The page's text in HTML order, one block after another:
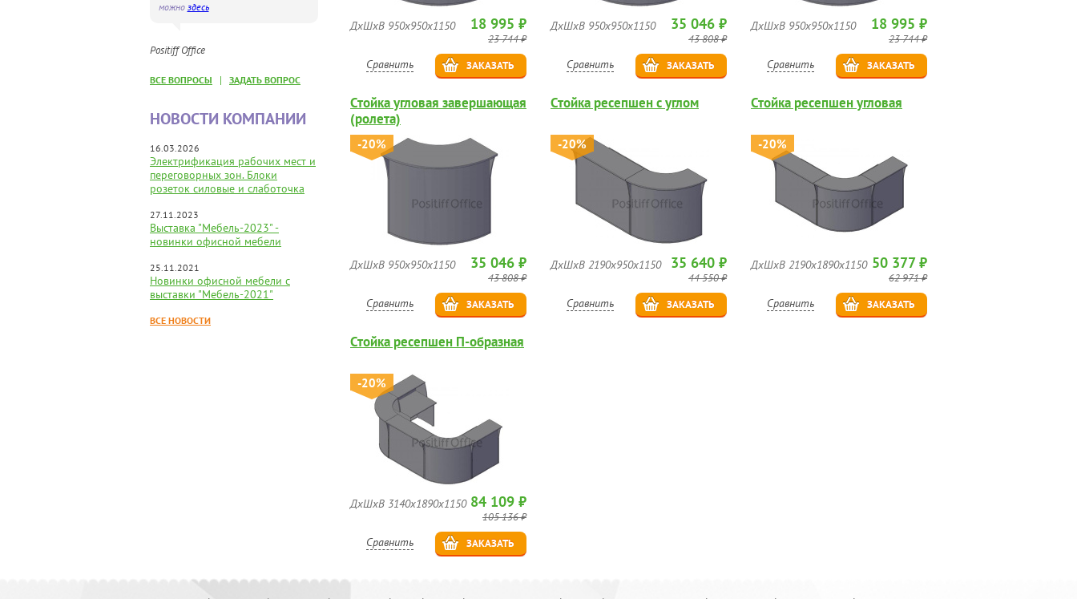
можно здесь
Positiff Office
ВСЕ ВОПРОСЫ | ЗАДАТЬ ВОПРОС
НОВОСТИ КОМПАНИИ
16.03.2026
Электрификация рабочих мест и
переговорных зон. Блоки
розеток силовые и слаботочка
27.11.2023
Выставка "Мебель-2023" -
новинки офисной мебели
25.11.2021
Новинки офисной мебели с
выставки "Мебель-2021"
ВСЕ НОВОСТИ
ДхШхВ 950х950х1150 18 995 ₽
23 744 ₽
Сравнить ЗАКАЗАТЬ
ДхШхВ 950х950х1150 35 046 ₽
43 808 ₽
Сравнить ЗАКАЗАТЬ
ДхШхВ 950х950х1150 18 995 ₽
23 744 ₽
Сравнить ЗАКАЗАТЬ
Стойка угловая завершающая
(ролета)
-20%
ДхШхВ 950х950х1150 35 046 ₽
43 808 ₽
Сравнить ЗАКАЗАТЬ
Стойка ресепшен с углом
-20%
ДхШхВ 2190х950х1150 35 640 ₽
44 550 ₽
Сравнить ЗАКАЗАТЬ
Стойка ресепшен угловая
-20%
ДхШхВ 2190х1890х1150 50 377 ₽
62 971 ₽
Сравнить ЗАКАЗАТЬ
Стойка ресепшен П-образная
-20%
ДхШхВ 3140х1890х1150 84 109 ₽
105 136 ₽
Сравнить ЗАКАЗАТЬ